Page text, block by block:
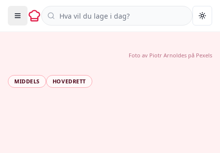
Søk i oppskrifter
MIDDELS HOVEDRETT
Foto av Piotr Arnoldes på Pexels